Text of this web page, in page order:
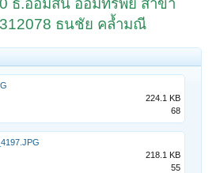
ธ.ออมสิน ออมทรัพย์ สาขา
ธนชัย คล้ำมณี
224.1 KB
68
218.1 KB
55